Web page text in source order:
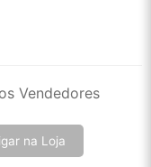
Vendedores
na Loja